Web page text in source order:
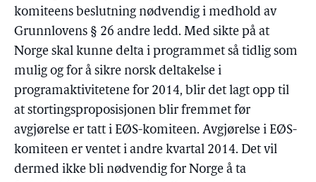
komiteens beslutning nødvendig i medhold av
Grunnlovens § 26 andre ledd. Med sikte på at
Norge skal kunne delta i programmet så tidlig som
mulig og for å sikre norsk deltakelse i
programaktivitetene for 2014, blir det lagt opp til
at stortingsproposisjonen blir fremmet før
avgjørelse er tatt i EØS-komiteen. Avgjørelse i EØS-
komiteen er ventet i andre kvartal 2014. Det vil
dermed ikke bli nødvendig for Norge å ta